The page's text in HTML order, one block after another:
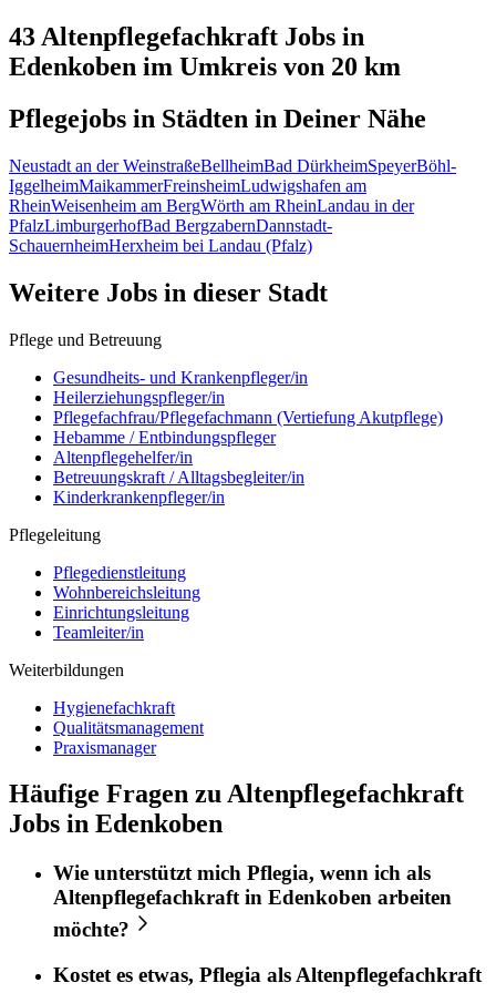
43 Altenpflegefachkraft Jobs in
Edenkoben im Umkreis von 20 km
Pflegejobs in Städten in Deiner Nähe
Neustadt an der WeinstraßeBellheimBad DürkheimSpeyerBöhl-
IggelheimMaikammerFreinsheimLudwigshafen am
RheinWeisenheim am BergWörth am RheinLandau in der
PfalzLimburgerhofBad BergzabernDannstadt-
SchauernheimHerxheim bei Landau (Pfalz)
Weitere Jobs in dieser Stadt
Pflege und Betreuung
Gesundheits- und Krankenpfleger/in
Heilerziehungspfleger/in
Pflegefachfrau/Pflegefachmann (Vertiefung Akutpflege)
Hebamme / Entbindungspfleger
Altenpflegehelfer/in
Betreuungskraft / Alltagsbegleiter/in
Kinderkrankenpfleger/in
Pflegeleitung
Pflegedienstleitung
Wohnbereichsleitung
Einrichtungsleitung
Teamleiter/in
Weiterbildungen
Hygienefachkraft
Qualitätsmanagement
Praxismanager
Häufige Fragen zu Altenpflegefachkraft
Jobs in Edenkoben
Wie unterstützt mich Pflegia, wenn ich als
Altenpflegefachkraftin Edenkoben arbeiten
möchte?
Kostet es etwas, Pflegia als Altenpflegefachkraft